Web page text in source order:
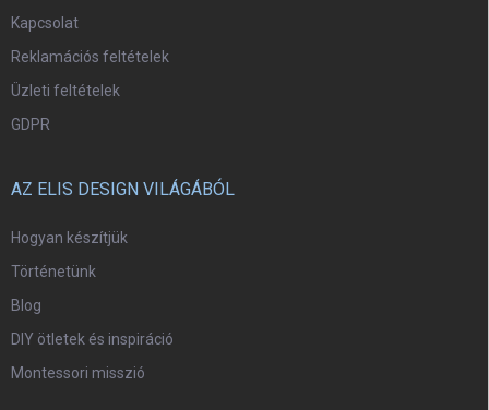
Kapcsolat
Reklamációs feltételek
Üzleti feltételek
GDPR
AZ ELIS DESIGN VILÁGÁBÓL
Hogyan készítjük
Történetünk
Blog
DIY ötletek és inspiráció
Montessori misszió